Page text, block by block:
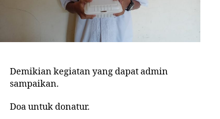
Demikian kegiatan yang dapat admin
sampaikan.
Doa untuk donatur.